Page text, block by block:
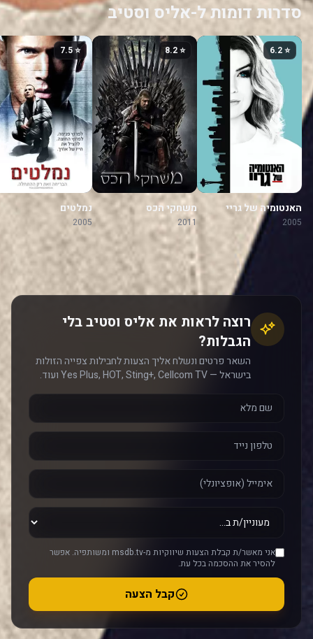
סדרות דומות ל-אליס וסטיב
⭐ 6.2
האנטומיה של גריי
2005
⭐ 8.2
משחקי הכס
2011
⭐ 7.5
נמלטים
2005
רוצה לראות את אליס וסטיב בלי
הגבלות?
השאר פרטים ונשלח אליך הצעות לחבילות צפייה הזולות
בישראל — Yes Plus, HOT, Sting+, Cellcom TV ועוד.
אני מאשר/ת קבלת הצעות שיווקיות מ-msdb.tv ומשותפיה. אפשר
להסיר את ההסכמה בכל עת.
קבל הצעה